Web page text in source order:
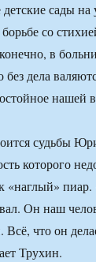
сады на
со
в
без дела
нашей
судьбы
которого
«наглый»
Он наш
что он
Трухин.